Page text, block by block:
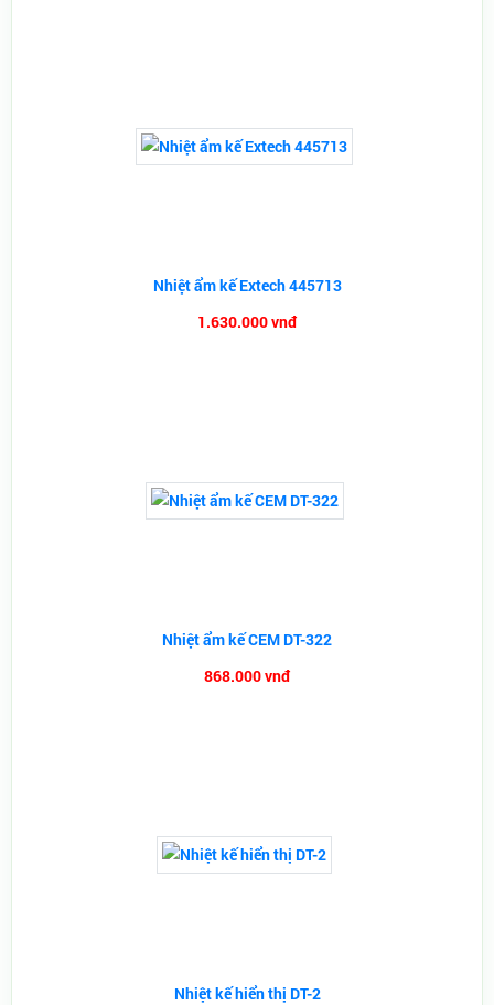
Nhiệt ẩm kế Extech 445713
1.630.000 vnđ
Nhiệt ẩm kế CEM DT-322
868.000 vnđ
Nhiệt kế hiển thị DT-2